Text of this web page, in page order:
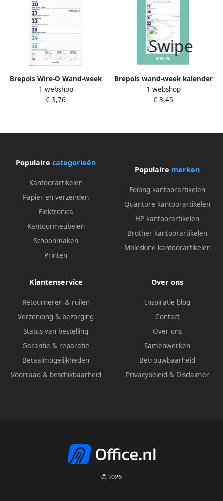
Brepols Wire-O Wand-week
kalender 4-talig 2026
1 webshop
€ 3,76
Brepols wand-week kalender
op schild 2026
1 webshop
€ 3,45
Populaire categorieën
Kantoorartikelen
Papier en verzenden
Elektronica
Kantoormeubelen
Schoonmaken
Printen
Populaire merken
Edding kantoorartikelen
Quantore kantoorartikelen
HP kantoorartikelen
Brother kantoorartikelen
Moleskine kantoorartikelen
Klantenservice
Retourneren & ruilen
Verzending & bezorging
Status van bestelling
Garantie & reparatie
Betaalmogelijkheden
Voorraad & beschikbaarheid
Over ons
Inspiratie blog
Contact
Over ons
Samenwerken
Betrouwbaarheid
Privacybeleid & Disclaimer
© 2026